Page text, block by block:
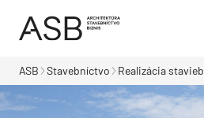
ASB Stavebníctvo Realizácia stavieb